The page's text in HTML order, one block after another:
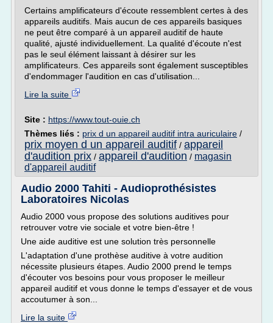
Certains amplificateurs d'écoute ressemblent certes à des
appareils auditifs. Mais aucun de ces appareils basiques
ne peut être comparé à un appareil auditif de haute
qualité, ajusté individuellement. La qualité d'écoute n'est
pas le seul élément laissant à désirer sur les
amplificateurs. Ces appareils sont également susceptibles
d'endommager l'audition en cas d'utilisation...
Lire la suite
Site : https://www.tout-ouie.ch
Thèmes liés : prix d un appareil auditif intra auriculaire /
prix moyen d un appareil auditif / appareil
d'audition prix / appareil d'audition / magasin
d'appareil auditif
Audio 2000 Tahiti - Audioprothésistes
Laboratoires Nicolas
Audio 2000 vous propose des solutions auditives pour
retrouver votre vie sociale et votre bien-être !
Une aide auditive est une solution très personnelle
L'adaptation d'une prothèse auditive à votre audition
nécessite plusieurs étapes. Audio 2000 prend le temps
d'écouter vos besoins pour vous proposer le meilleur
appareil auditif et vous donne le temps d'essayer et de vous
accoutumer à son...
Lire la suite